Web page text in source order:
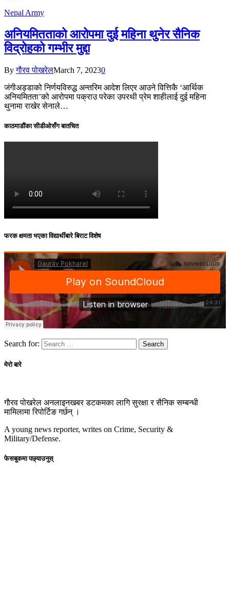
Nepal Army
अनियमितताको आरोपमा दुई महिना थुनेर सैनिक
विद्रोहको गम्भीर मुद्दा
By गौरव पोखरेलMarch 7, 20230
जंगीअड्डाको निर्णयविरुद्ध अन्तरिम आदेश लिएर आउने वित्तिकै ‘आर्थिक
अनियमितता’को आरोपमा पक्राउ परेका उपरथी प्रेम शाहीलाई दुई महिना
थुनामा राखेर सेनाले…
काठमाडौंका सीडीओसँग बातचित
फरक क्षमता भएका विद्यार्थीबारे बिराट विशेष
Search for:
मेरो बारे
गाैरव पोखरेल अनलाइनखबर डटकमका लागि सुरक्षा र सैनिक सम्बन्धी
मामिलामा रिपोर्टिङ गर्छन् ।
A young news reporter, writes on Crime, Security &
Military/Defense.
फेसबुकमा पछ्याउनुस्